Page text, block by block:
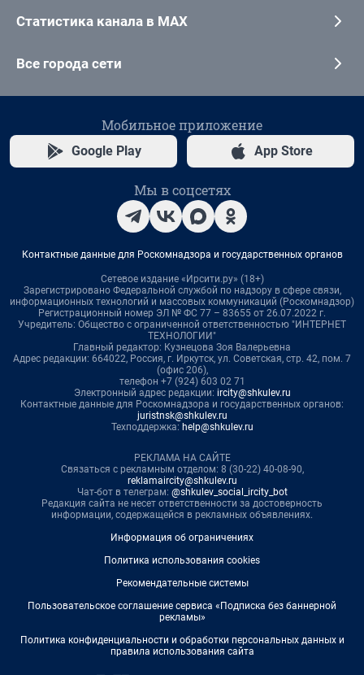
Статистика канала в MAX
Все города сети
Мобильное приложение
Google Play App Store
Мы в соцсетях
Контактные данные для Роскомнадзора и государственных органов
Сетевое издание «Ирсити.ру» (18+)
Зарегистрировано Федеральной службой по надзору в сфере связи,
информационных технологий и массовых коммуникаций (Роскомнадзор)
Регистрационный номер ЭЛ № ФС 77 – 83655 от 26.07.2022 г.
Учредитель: Общество с ограниченной ответственностью "ИНТЕРНЕТ
ТЕХНОЛОГИИ"
Главный редактор: Кузнецова Зоя Валерьевна
Адрес редакции: 664022, Россия, г. Иркутск, ул. Советская, стр. 42, пом. 7
(офис 206),
телефон +7 (924) 603 02 71
Электронный адрес редакции: ircity@shkulev.ru
Контактные данные для Роскомнадзора и государственных органов:
juristnsk@shkulev.ru
Техподдержка: help@shkulev.ru
РЕКЛАМА НА САЙТЕ
Связаться с рекламным отделом: 8 (30-22) 40-08-90,
reklamaircity@shkulev.ru
Чат-бот в телеграм: @shkulev_social_ircity_bot
Редакция сайта не несет ответственности за достоверность
информации, содержащейся в рекламных объявлениях.
Информация об ограничениях
Политика использования cookies
Рекомендательные системы
Пользовательское соглашение сервиса «Подписка без баннерной
рекламы»
Политика конфиденциальности и обработки персональных данных и
правила использования сайта